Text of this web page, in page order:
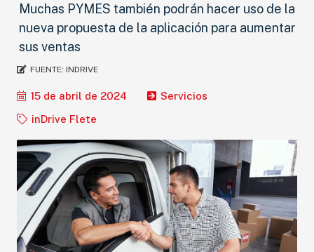
Muchas PYMES también podrán hacer uso de la
nueva propuesta de la aplicación para aumentar
sus ventas
FUENTE: INDRIVE
15 de abril de 2024
Servicios
inDrive Flete